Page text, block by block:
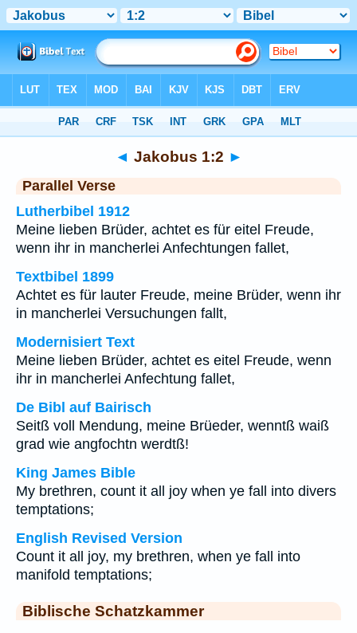
◄ Jakobus 1:2 ►
Parallel Verse
Lutherbibel 1912
Meine lieben Brüder, achtet es für eitel Freude,
wenn ihr in mancherlei Anfechtungen fallet,
Textbibel 1899
Achtet es für lauter Freude, meine Brüder, wenn ihr
in mancherlei Versuchungen fallt,
Modernisiert Text
Meine lieben Brüder, achtet es eitel Freude, wenn
ihr in mancherlei Anfechtung fallet,
De Bibl auf Bairisch
Seitß voll Mendung, meine Brüeder, wenntß waiß
grad wie angfochtn werdtß!
King James Bible
My brethren, count it all joy when ye fall into divers
temptations;
English Revised Version
Count it all joy, my brethren, when ye fall into
manifold temptations;
Biblische Schatzkammer